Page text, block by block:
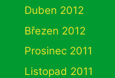
Duben 2012
Březen 2012
Prosinec 2011
Listopad 2011